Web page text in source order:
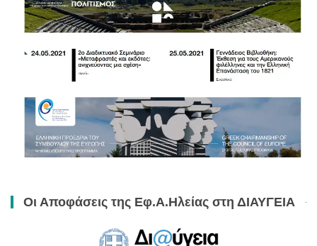
Οι Αποφάσεις της Εφ.Α.Ηλείας στη ΔΙΑΥΓΕΙΑ